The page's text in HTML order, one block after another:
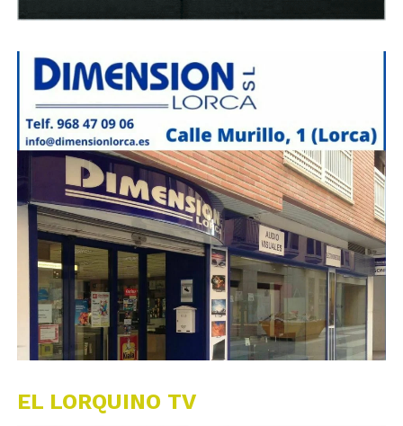
EL LORQUINO TV